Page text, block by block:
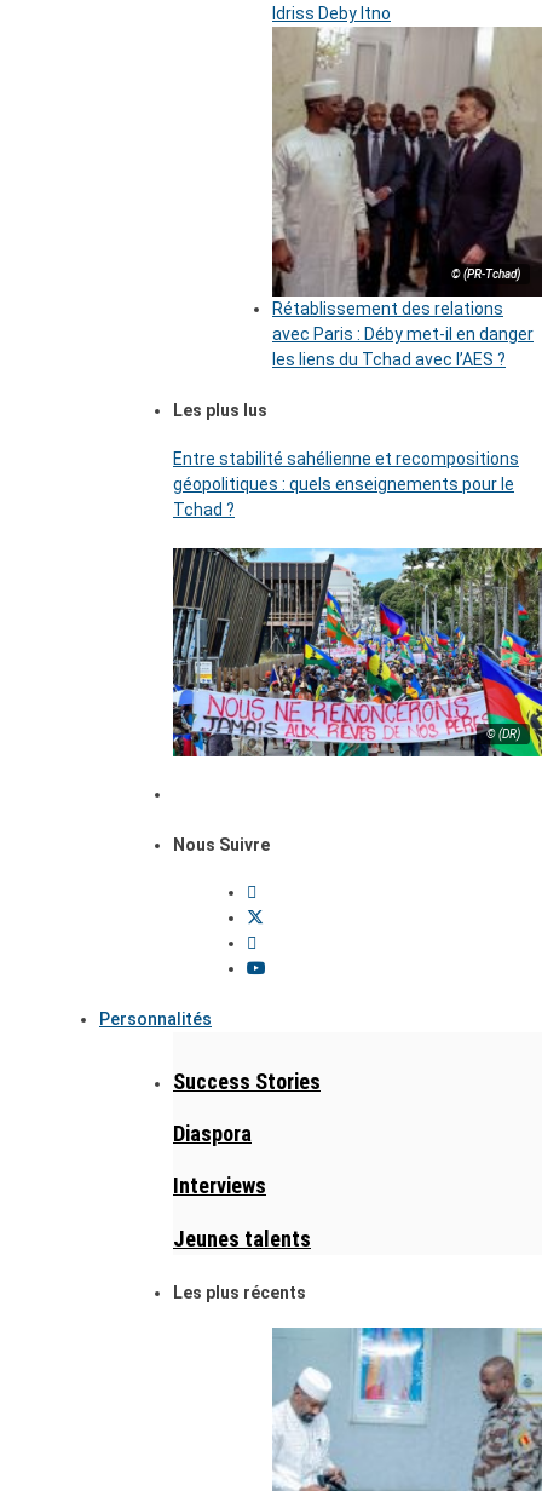
Idriss Deby Itno
© (PR-Tchad)
Rétablissement des relations
avec Paris : Déby met-il en danger
les liens du Tchad avec l’AES ?
Les plus lus
Entre stabilité sahélienne et recompositions
géopolitiques : quels enseignements pour le
Tchad ?
© (DR)
Nous Suivre
Personnalités
Success Stories
Diaspora
Interviews
Jeunes talents
Les plus récents